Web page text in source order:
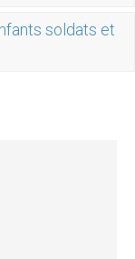
soldats et